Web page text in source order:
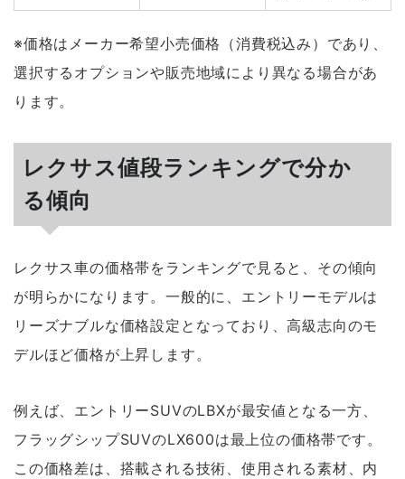
※価格はメーカー希望小売価格（消費税込み）であり、
選択するオプションや販売地域により異なる場合があ
ります。
レクサス値段ランキングで分か
る傾向
レクサス車の価格帯をランキングで見ると、その傾向
が明らかになります。一般的に、エントリーモデルは
リーズナブルな価格設定となっており、高級志向のモ
デルほど価格が上昇します。
例えば、エントリーSUVのLBXが最安値となる一方、
フラッグシップSUVのLX600は最上位の価格帯です。
この価格差は、搭載される技術、使用される素材、内